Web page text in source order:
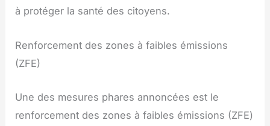
à protéger la santé des citoyens.
Renforcement des zones à faibles émissions
(ZFE)
Une des mesures phares annoncées est le
renforcement des zones à faibles émissions (ZFE)